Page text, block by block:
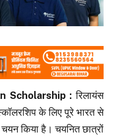
Scholarship : रिलायंस
के लिए पूरे भारत से
किया है। चयनित छात्रों